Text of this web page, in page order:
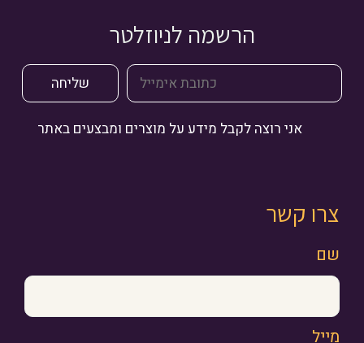
הרשמה לניוזלטר
אני רוצה לקבל מידע על מוצרים ומבצעים באתר
צרו קשר
שם
מייל